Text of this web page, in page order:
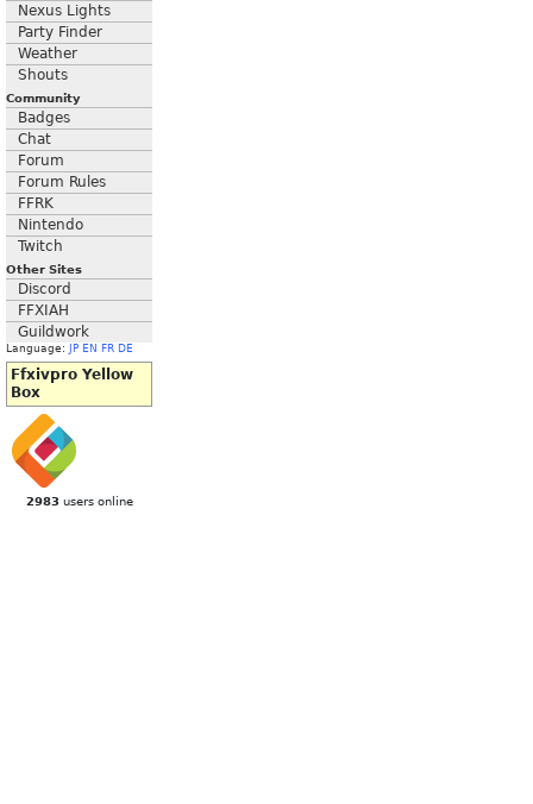
Nexus Lights
Party Finder
Weather
Shouts
Community
Badges
Chat
Forum
Forum Rules
FFRK
Nintendo
Twitch
Other Sites
Discord
FFXIAH
Guildwork
Language: JP EN FR DE
Ffxivpro Yellow
Box
2983 users online